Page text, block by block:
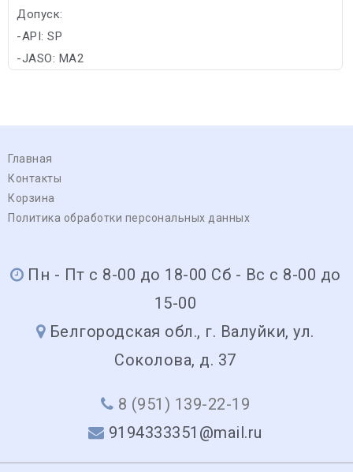
Допуск:
-API: SP
-JASO: MA2
Главная
Контакты
Корзина
Политика обработки персональных данных
Пн - Пт с 8-00 до 18-00 Сб - Вс с 8-00 до
15-00
Белгородская обл., г. Валуйки, ул.
Соколова, д. 37
8 (951) 139-22-19
9194333351@mail.ru